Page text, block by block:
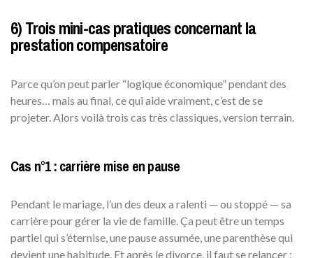
6) Trois mini-cas pratiques concernant la
prestation compensatoire
Parce qu’on peut parler “logique économique” pendant des
heures… mais au final, ce qui aide vraiment, c’est de se
projeter. Alors voilà trois cas très classiques, version terrain.
Cas n°1 : carrière mise en pause
Pendant le mariage, l’un des deux a ralenti — ou stoppé — sa
carrière pour gérer la vie de famille. Ça peut être un temps
partiel qui s’éternise, une pause assumée, une parenthèse qui
devient une habitude. Et après le divorce, il faut se relancer :